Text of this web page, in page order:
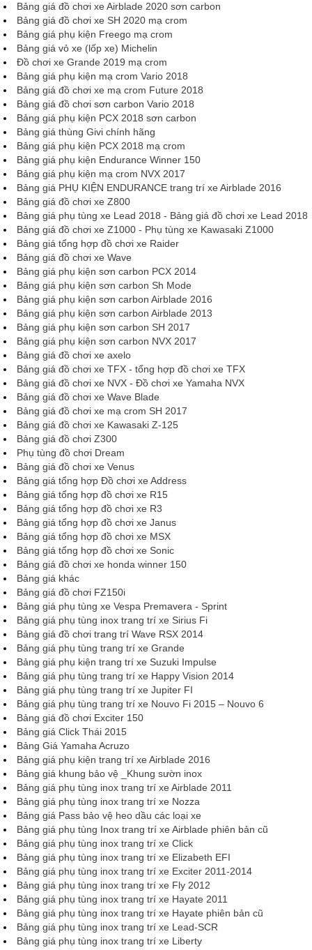
Bảng giá đồ chơi xe Airblade 2020 sơn carbon
Bảng giá đồ chơi xe SH 2020 mạ crom
Bảng giá phụ kiện Freego mạ crom
Bảng giá vỏ xe (lốp xe) Michelin
Đồ chơi xe Grande 2019 mạ crom
Bảng giá phụ kiện mạ crom Vario 2018
Bảng giá đồ chơi xe mạ crom Future 2018
Bảng giá đồ chơi sơn carbon Vario 2018
Bảng giá phụ kiện PCX 2018 sơn carbon
Bảng giá thùng Givi chính hãng
Bảng giá phụ kiện PCX 2018 mạ crom
Bảng giá phụ kiện Endurance Winner 150
Bảng giá phụ kiện mạ crom NVX 2017
Bảng giá PHỤ KIỆN ENDURANCE trang trí xe Airblade 2016
Bảng giá đồ chơi xe Z800
Bảng giá phụ tùng xe Lead 2018 - Bảng giá đồ chơi xe Lead 2018
Bảng giá đồ chơi xe Z1000 - Phụ tùng xe Kawasaki Z1000
Bảng giá tổng hợp đồ chơi xe Raider
Bảng giá đồ chơi xe Wave
Bảng giá phụ kiện sơn carbon PCX 2014
Bảng giá phụ kiện sơn carbon Sh Mode
Bảng giá phụ kiện sơn carbon Airblade 2016
Bảng giá phụ kiện sơn carbon Airblade 2013
Bảng giá phụ kiện sơn carbon SH 2017
Bảng giá phụ kiện sơn carbon NVX 2017
Bảng giá đồ chơi xe axelo
Bảng giá đồ chơi xe TFX - tổng hợp đồ chơi xe TFX
Bảng giá đồ chơi xe NVX - Đồ chơi xe Yamaha NVX
Bảng giá đồ chơi xe Wave Blade
Bảng giá đồ chơi xe mạ crom SH 2017
Bảng giá đồ chơi xe Kawasaki Z-125
Bảng giá đồ chơi Z300
Phụ tùng đồ chơi Dream
Bảng giá đồ chơi xe Venus
Bảng giá tổng hợp Đồ chơi xe Address
Bảng giá tổng hợp đồ chơi xe R15
Bảng giá tổng hợp đồ chơi xe R3
Bảng giá tổng hợp đồ chơi xe Janus
Bảng giá tổng hợp đồ chơi xe MSX
Bảng giá tổng hợp đồ chơi xe Sonic
Bảng giá đồ chơi xe honda winner 150
Bảng giá khác
Bảng giá đồ chơi FZ150i
Bảng giá phụ tùng xe Vespa Premavera - Sprint
Bảng giá phụ tùng inox trang trí xe Sirius Fi
Bảng giá đồ chơi trang trí Wave RSX 2014
Bảng giá phụ tùng trang trí xe Grande
Bảng giá phụ kiện trang trí xe Suzuki Impulse
Bảng giá phụ tùng trang trí xe Happy Vision 2014
Bảng giá phụ tùng trang trí xe Jupiter FI
Bảng giá phụ tùng trang trí xe Nouvo Fi 2015 – Nouvo 6
Bảng giá đồ chơi Exciter 150
Bảng giá Click Thái 2015
Bảng Giá Yamaha Acruzo
Bảng giá phụ kiện trang trí xe Airblade 2016
Bảng giá khung bảo vệ _Khung sườn inox
Bảng giá phụ tùng inox trang trí xe Airblade 2011
Bảng giá phụ tùng inox trang trí xe Nozza
Bảng giá Pass bảo vệ heo dầu các loại xe
Bảng giá phụ tùng Inox trang trí xe Airblade phiên bản cũ
Bảng giá phụ tùng inox trang trí xe Click
Bảng giá phụ tùng inox trang trí xe Elizabeth EFI
Bảng giá phụ tùng inox trang trí xe Exciter 2011-2014
Bảng giá phụ tùng inox trang trí xe Fly 2012
Bảng giá phụ tùng inox trang trí xe Hayate 2011
Bảng giá phụ tùng inox trang trí xe Hayate phiên bản cũ
Bảng giá phụ tùng inox trang trí xe Lead-SCR
Bảng giá phụ tùng inox trang trí xe Liberty